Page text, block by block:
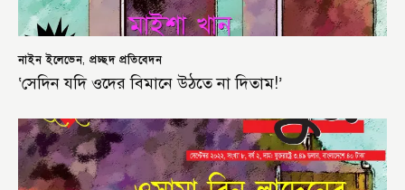
নাইন ইলেভেন,প্রচ্ছদ প্রতিবেদন
‘সেদিন যদি ওদের বিমানে উঠতে না দিতাম!’